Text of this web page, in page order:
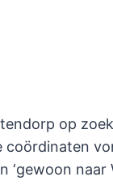
op
coördinaten
naar